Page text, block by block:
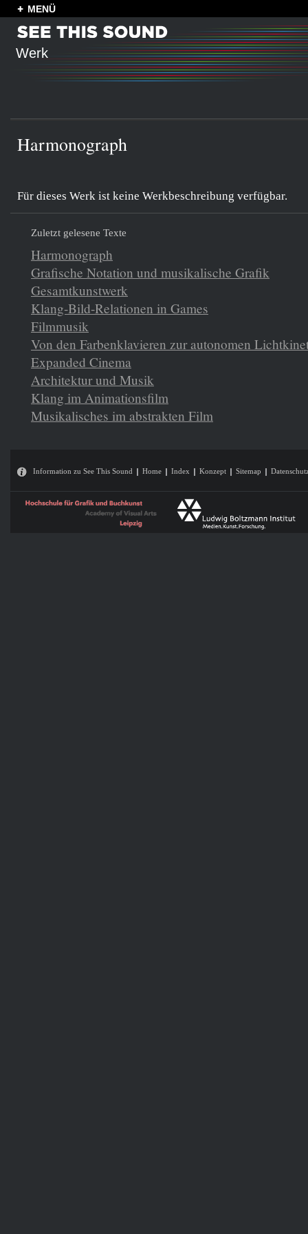
MENÜ
Werk
Harmonograph
Für dieses Werk ist keine Werkbeschreibung verfügbar.
Zuletzt gelesene Texte
Harmonograph
Grafische Notation und musikalische Grafik
Gesamtkunstwerk
Klang-Bild-Relationen in Games
Filmmusik
Von den Farbenklavieren zur autonomen
Expanded Cinema
Architektur und Musik
Klang im Animationsfilm
Musikalisches im abstrakten Film
Information zu See This Sound Home Index Konzept Sitemap